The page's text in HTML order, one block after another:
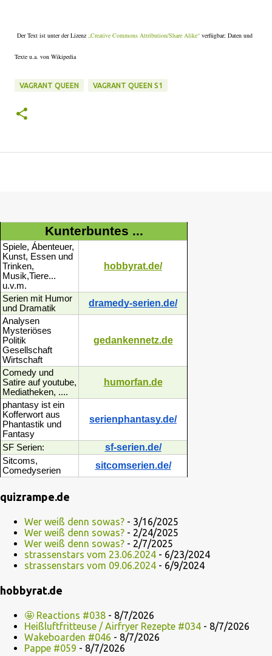
Der Text ist unter der Lizenz „Creative Commons Attribution/Share Alike“ verfügbar; Daten und
Texte u.a. von Wikipedia
VAGRANT QUEEN VAGRANT QUEEN S1
Kunterbuntes ...
Spiele, Ábenteuer,
Kunst, Essen und
Trinken,
Musik,Tiere...
u.v.m.
hobbyrat.de/
Serien mit Humor
und Dramatik
dramedy-serien.de/
Analysen
Mysteriöses
Politik
Gesellschaft
Wirtschaft
gedankennetz.de
Comedy und
Satire auf youtube,
Mediatheken, ....
humorfan.de
phantasy ist ein
Kofferwort aus
Phantastik und
Fantasy
serienphantasy.de/
SF Serien: sf-serien.de/
Sitcoms,
Comedyserien
sitcomserien.de/
quizrampe.de
Wer weiß denn sowas? - 3/16/2025
Wer weiß denn sowas? - 2/24/2025
Wer weiß denn sowas? - 2/7/2025
strassenstars vom 23.06.2024 - 6/23/2024
strassenstars vom 09.06.2024 - 6/9/2024
hobbyrat.de
🤩 Reactions #038 - 8/7/2026
Heißluftfritteuse / Airfryer Rezepte #034 - 8/7/2026
Wakeboarden #046 - 8/7/2026
Pappe #059 - 8/7/2026